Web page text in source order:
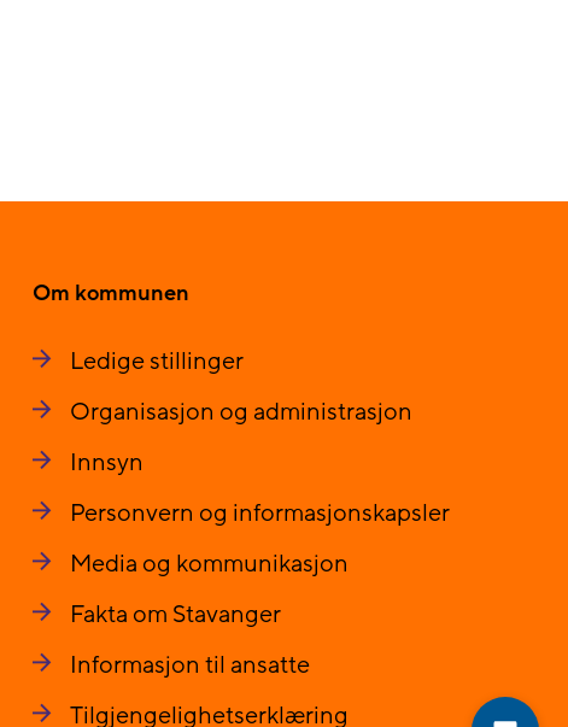
Om kommunen
Ledige stillinger
Organisasjon og administrasjon
Innsyn
Personvern og informasjonskapsler
Media og kommunikasjon
Fakta om Stavanger
Informasjon til ansatte
Tilgjengelighetserklæring